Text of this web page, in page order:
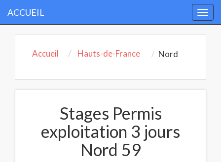
ACCUEIL
Accueil Hauts-de-France Nord
Stages Permis
exploitation 3 jours
Nord 59